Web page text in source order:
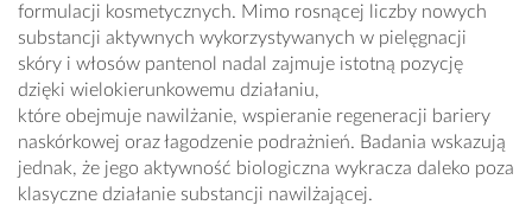
formulacji kosmetycznych. Mimo rosnącej liczby nowych
substancji aktywnych wykorzystywanych w pielęgnacji
skóry i włosów pantenol nadal zajmuje istotną pozycję
dzięki wielokierunkowemu działaniu,
które obejmuje nawilżanie, wspieranie regeneracji bariery
naskórkowej oraz łagodzenie podrażnień. Badania wskazują
jednak, że jego aktywność biologiczna wykracza daleko poza
klasyczne działanie substancji nawilżającej.